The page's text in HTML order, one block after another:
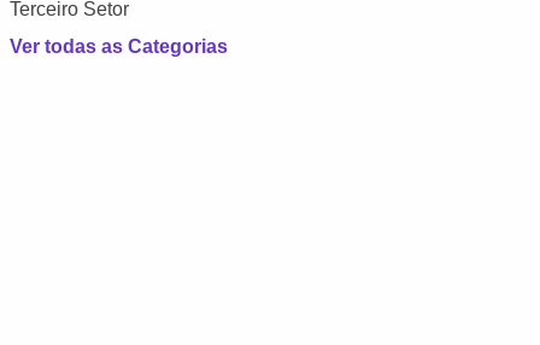
Terceiro Setor
Ver todas as Categorias